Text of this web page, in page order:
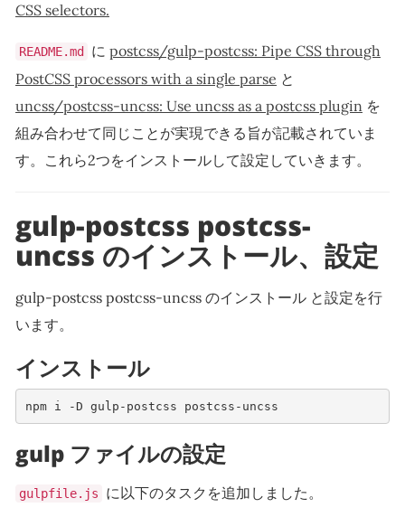
CSS selectors.
README.md に postcss/gulp-postcss: Pipe CSS through
PostCSS processors with a single parse と
uncss/postcss-uncss: Use uncss as a postcss plugin を
組み合わせて同じことが実現できる旨が記載されていま
す。これら2つをインストールして設定していきます。
gulp-postcss postcss-
uncss のインストール、設定
gulp-postcss postcss-uncss のインストール と設定を行
います。
インストール
npm i -D gulp-postcss postcss-uncss
gulp ファイルの設定
gulpfile.js に以下のタスクを追加しました。